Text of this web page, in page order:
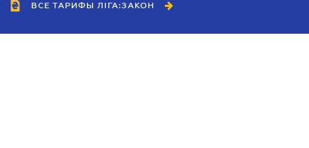
ВСЕ ТАРИФЫ ЛІГА:ЗАКОН